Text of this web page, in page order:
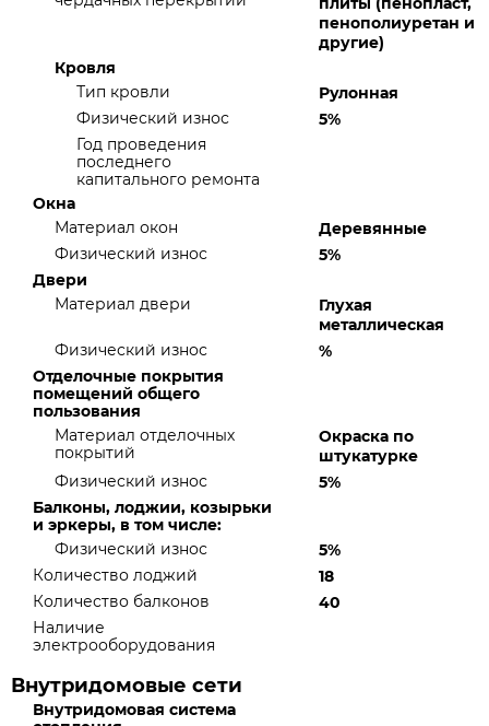
пенополиуретан и
другие)
Кровля
Тип кровли
Рулонная
Физический износ
5%
Год проведения
последнего
капитального ремонта
Окна
Материал окон
Деревянные
Физический износ
5%
Двери
Материал двери
Глухая
металлическая
Физический износ
%
Отделочные покрытия
помещений общего
пользования
Материал отделочных
покрытий
Окраска по
штукатурке
Физический износ
5%
Балконы, лоджии, козырьки
и эркеры, в том числе:
Физический износ
5%
Количество лоджий
18
Количество балконов
40
Наличие
электрооборудования
Внутридомовые сети
Внутридомовая система